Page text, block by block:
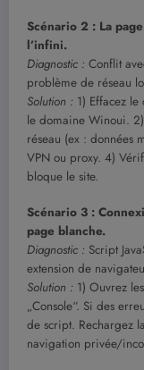
Scénario 2 : La
l’infini.
Diagnostic : Conflit
problème de réseau
Solution : 1) Effacez
le domaine Winoui.
réseau (ex : données
VPN ou proxy. 4)
bloque le site.
Scénario 3 :
page blanche.
Diagnostic : Script
extension de
Solution : 1) Ouvrez
„Console“. Si des
de script. Rechargez
navigation privée/